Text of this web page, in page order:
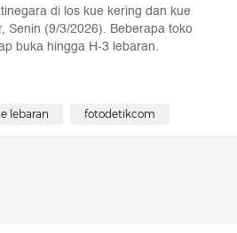
di los kue kering dan kue
Senin (9/3/2026). Beberapa toko
buka hingga H-3 lebaran.
lebaran fotodetikcom